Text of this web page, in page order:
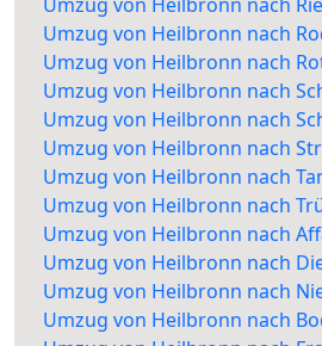
Umzug von Heilbronn nach
Umzug von Heilbronn nach
Umzug von Heilbronn nach
Umzug von Heilbronn nach
Umzug von Heilbronn nach
Umzug von Heilbronn nach
Umzug von Heilbronn nach
Umzug von Heilbronn nach
Umzug von Heilbronn nach
Umzug von Heilbronn nach
Umzug von Heilbronn nach